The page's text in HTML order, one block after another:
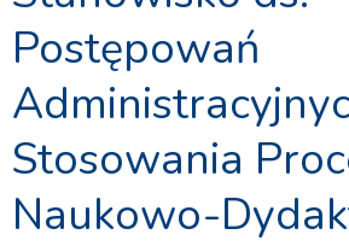
Postępowań
Stosowania
Naukowo-